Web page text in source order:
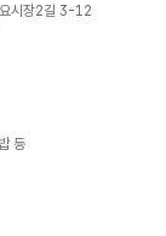
요시장2길 3-12
등